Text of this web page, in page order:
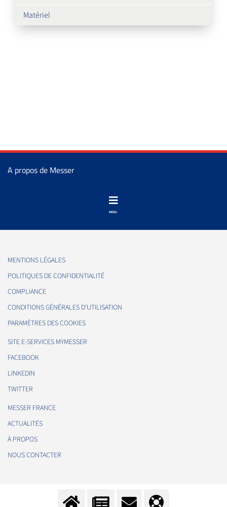
Matériel
A propos de Messer
MENTIONS LÉGALES
POLITIQUES DE CONFIDENTIALITÉ
COMPLIANCE
CONDITIONS GÉNÉRALES D'UTILISATION
PARAMÈTRES DES COOKIES
SITE E-SERVICES MYMESSER
FACEBOOK
LINKEDIN
TWITTER
MESSER FRANCE
ACTUALITÉS
À PROPOS
NOUS CONTACTER